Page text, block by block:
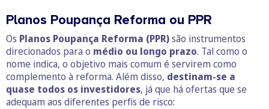
Planos Poupança Reforma ou PPR
Os Planos Poupança Reforma (PPR)são instrumentos
direcionados para o médio ou longo prazo. Tal como o
nome indica, o objetivo mais comum é servirem como
complemento à reforma. Além disso, destinam-se a
quase todos os investidores, já que há ofertas que se
adequam aos diferentes perfis de risco: